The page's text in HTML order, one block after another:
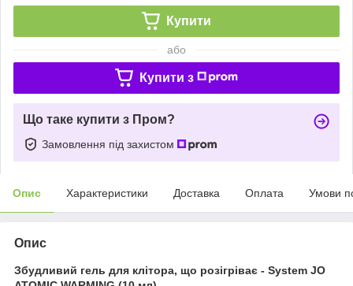
Купити
або
Купити з
Що таке купити з Пром?
Замовлення під захистом
Опис Характеристики Доставка Оплата Умови
Опис
Збудливий гель для клітора, що розігріває - System JO